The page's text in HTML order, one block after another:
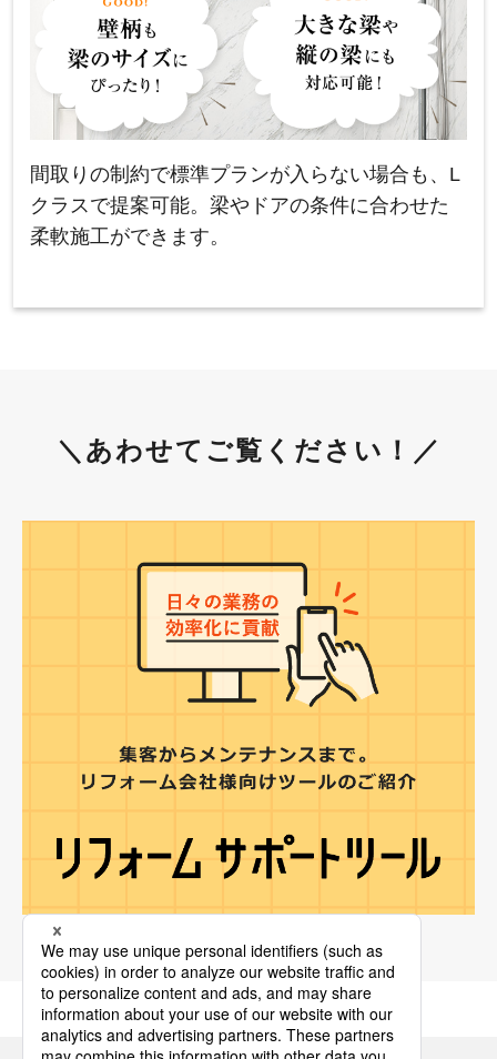
間取りの制約で標準プランが入らない場合も、L
クラスで提案可能。梁やドアの条件に合わせた
柔軟施工ができます。
＼あわせてご覧ください！／